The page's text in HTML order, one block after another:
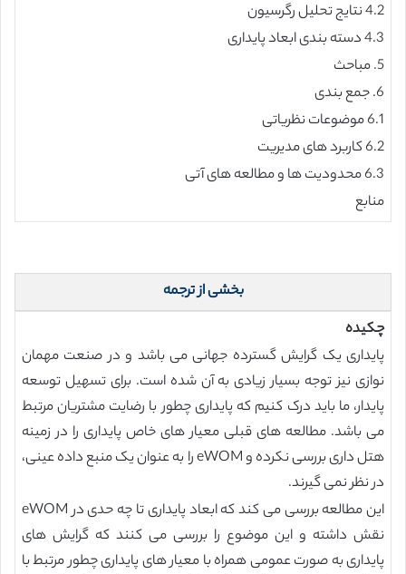
4.2 نتایج تحلیل رگرسیون
4.3 دسته بندی ابعاد پایداری
5. مباحث
6. جمع بندی
6.1 موضوعات نظریاتی
6.2 کاربرد های مدیریت
6.3 محدودیت ها و مطالعه های آتی
منابع
بخشی از ترجمه
چکیده
پایداری یک گرایش گسترده جهانی می باشد و در صنعت مهمان
نوازی نیز توجه بسیار زیادی به آن شده است. برای تسهیل توسعه
پایدار، ما باید درک کنیم که پایداری چطور با رضایت مشتریان مرتبط
می باشد. مطالعه های قبلی معیار های خاص پایداری را در زمینه
هتل داری بررسی نکرده و eWOM را به عنوان یک منبع داده عینی،
در نظر نمی گیرند.
این مطالعه بررسی می کند که ابعاد پایداری تا چه حدی در eWOM
نقش داشته و این موضوع را بررسی می کنند که گرایش های
پایداری به صورت عمومی همراه با معیار های پایداری چطور مرتبط با